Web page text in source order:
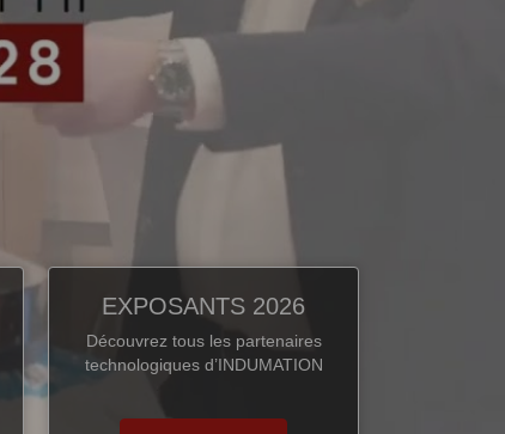
EXPOSANTS 2026
Découvrez tous les partenaires
technologiques d’INDUMATION